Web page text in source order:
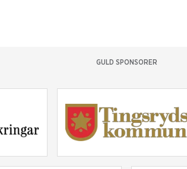
GULD SPONSORER